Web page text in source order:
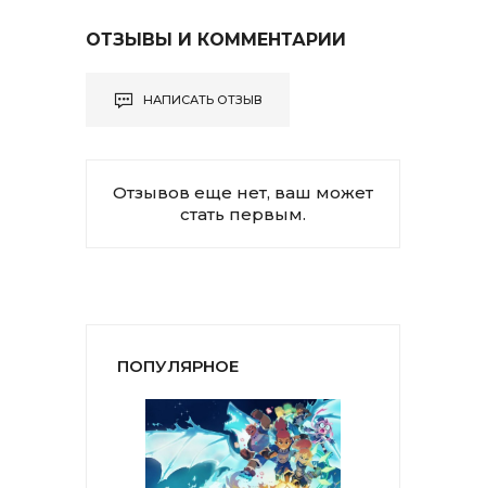
ОТЗЫВЫ И КОММЕНТАРИИ
НАПИСАТЬ ОТЗЫВ
Отзывов еще нет, ваш может
стать первым.
ПОПУЛЯРНОЕ